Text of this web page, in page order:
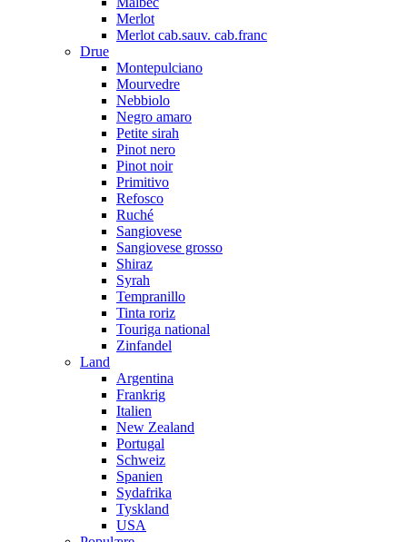
Merlot
Merlot cab.sauv. cab.franc
Drue
Montepulciano
Mourvedre
Nebbiolo
Negro amaro
Petite sirah
Pinot nero
Pinot noir
Primitivo
Refosco
Ruché
Sangiovese
Sangiovese grosso
Shiraz
Syrah
Tempranillo
Tinta roriz
Touriga national
Zinfandel
Land
Argentina
Frankrig
Italien
New Zealand
Portugal
Schweiz
Spanien
Sydafrika
Tyskland
USA